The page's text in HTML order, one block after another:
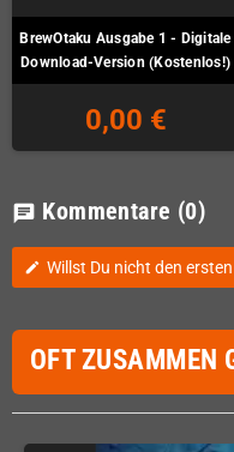
BrewOtaku Ausgabe 1 - Digitale
Download-Version (Kostenlos!)
0,00 €
chat Kommentare (0)
edit Willst Du nicht den
OFT ZUSAMMEN